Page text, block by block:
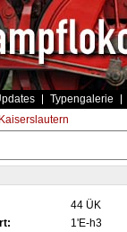
Typengalerie
44 ÜK
1'E-h3